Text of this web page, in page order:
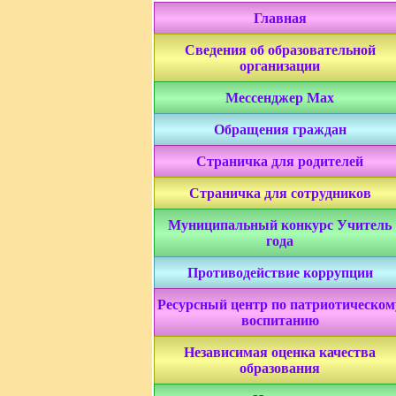
Главная
Сведения об образовательной
организации
Мессенджер Мах
Обращения граждан
Страничка для родителей
Страничка для сотрудников
Муниципальный конкурс Учитель
года
Противодействие коррупции
Ресурсный центр по
воспитанию
Независимая оценка качества
образования